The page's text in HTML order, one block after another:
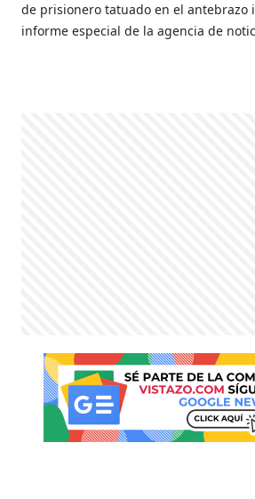
de prisionero tatuado en el antebrazo
informe especial de la agencia de